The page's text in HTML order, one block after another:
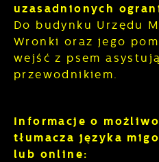
uzasadnionych
Do budynku Urzędu
Wronki oraz jego
wejść z psem
przewodnikiem.
Informacje o
tłumacza języka
lub online: